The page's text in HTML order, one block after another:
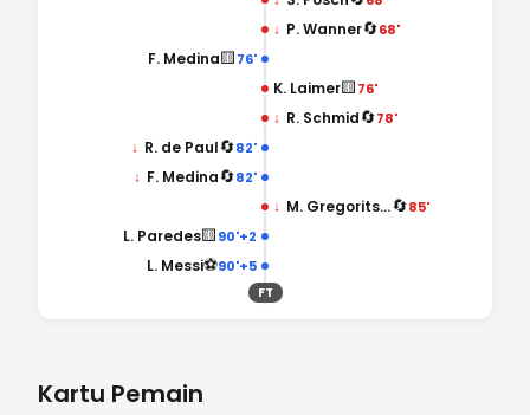
↓ P. Wanner🔄68'
76'
🟨
F. Medina
K. Laimer🟨76'
↓ R. Schmid🔄78'
82'
🔄
↓ R. de Paul
82'
🔄
↓ F. Medina
↓ M. Gregoritsch 🔄85'
90'+2
🟨
L. Paredes
90'+5
⚽
L. Messi
FT
Kartu Pemain